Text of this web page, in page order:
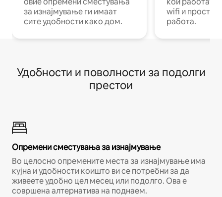
за изнајмување ги имаат
сите удобности како дом.
wifi и
работа.
Удобности и поволности за подолги
престои
Опремени сместувања за изнајмување
Во целосно опремените места за изнајмување има
кујна и удобности коишто ви се потребни за да
живеете удобно цел месец или подолго. Ова е
совршена алтернатива на поднаем.